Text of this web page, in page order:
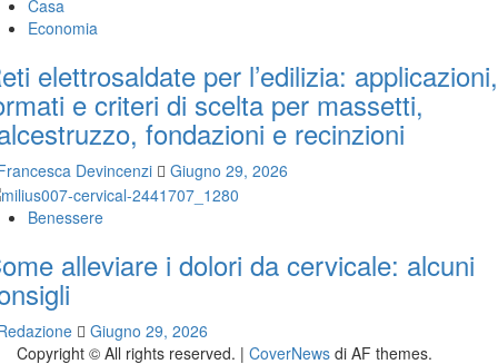
Casa
Economia
elettrosaldate per l’edilizia: applicazioni,
e criteri di scelta per massetti,
fondazioni e recinzioni
Devincenzi Giugno 29, 2026
Benessere
alleviare i dolori da cervicale: alcuni
Giugno 29, 2026
Copyright © All rights reserved. | CoverNews di AF themes.